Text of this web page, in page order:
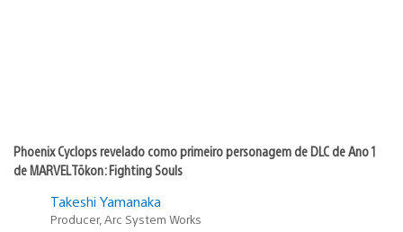
Phoenix Cyclops revelado como primeiro personagem de DLC de Ano 1
de MARVEL Tōkon: Fighting Souls
Takeshi Yamanaka
Producer, Arc System Works